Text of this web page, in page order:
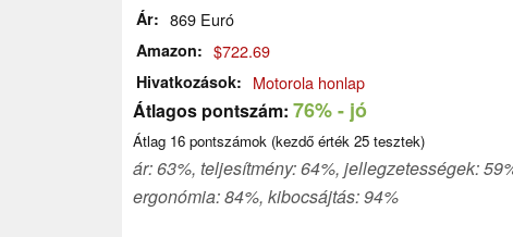
Ár 869 Euró
Amazon $722.69
Hivatkozások Motorola honlap
Átlagos pontszám: 76%- jó
Átlag 16 pontszámok (kezdő érték 25 tesztek)
ár: 63%, teljesítmény: 64%, jellegzetességek:
ergonómia: 84%, kibocsájtás: 94%